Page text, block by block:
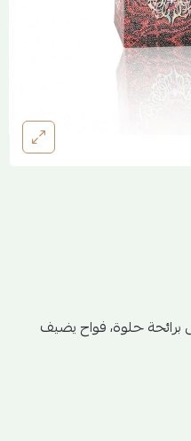
حلوة، فواح يضيف